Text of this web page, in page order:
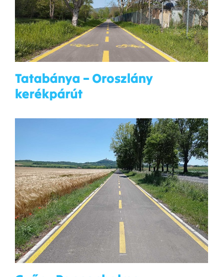
Tatabánya – Oroszlány
kerékpárút